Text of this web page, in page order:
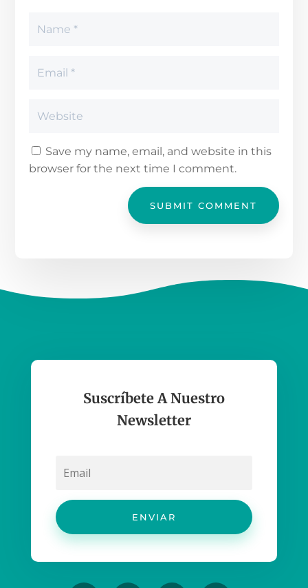
Save my name, email, and website in this
browser for the next time I comment.
SUBMIT COMMENT
Suscríbete A Nuestro
Newsletter
ENVIAR